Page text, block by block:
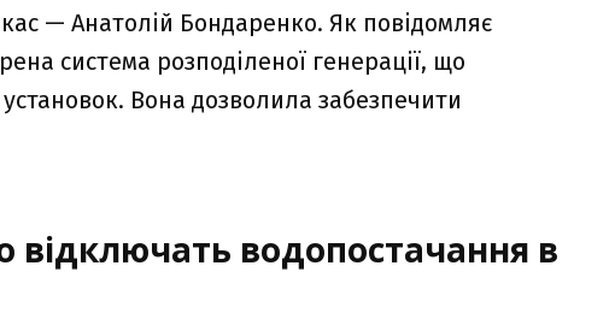
— Анатолій Бондаренко. Як повідомляє
система розподіленої генерації, що
Вона дозволила забезпечити
відключать водопостачання в